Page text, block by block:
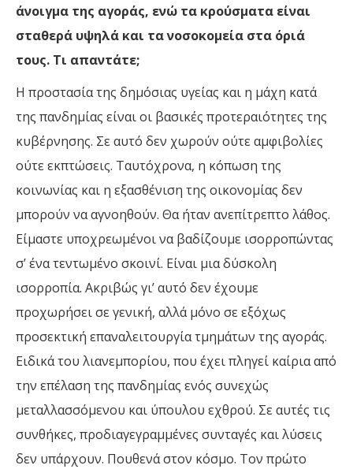
άνοιγμα της αγοράς, ενώ τα κρούσματα είναι
σταθερά υψηλά και τα νοσοκομεία στα όριά
τους. Τι απαντάτε;
Η προστασία της δημόσιας υγείας και η μάχη κατά
της πανδημίας είναι οι βασικές προτεραιότητες της
κυβέρνησης. Σε αυτό δεν χωρούν ούτε αμφιβολίες
ούτε εκπτώσεις. Ταυτόχρονα, η κόπωση της
κοινωνίας και η εξασθένιση της οικονομίας δεν
μπορούν να αγνοηθούν. Θα ήταν ανεπίτρεπτο λάθος.
Είμαστε υποχρεωμένοι να βαδίζουμε ισορροπώντας
σ’ ένα τεντωμένο σκοινί. Είναι μια δύσκολη
ισορροπία. Ακριβώς γι’ αυτό δεν έχουμε
προχωρήσει σε γενική, αλλά μόνο σε εξόχως
προσεκτική επαναλειτουργία τμημάτων της αγοράς.
Ειδικά του λιανεμπορίου, που έχει πληγεί καίρια από
την επέλαση της πανδημίας ενός συνεχώς
μεταλλασσόμενου και ύπουλου εχθρού. Σε αυτές τις
συνθήκες, προδιαγεγραμμένες συνταγές και λύσεις
δεν υπάρχουν. Πουθενά στον κόσμο. Τον πρώτο